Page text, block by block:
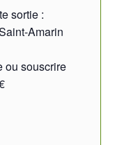
sortie :
Amarin
ou souscrire